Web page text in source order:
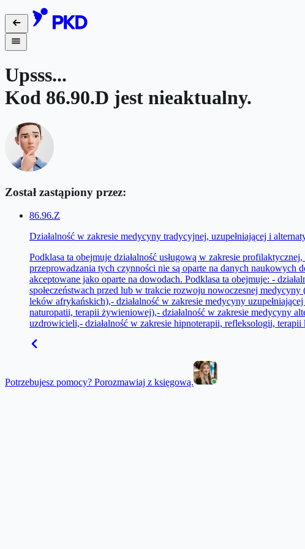
Upsss...
Kod 86.90.D jest nieaktualny.
Został zastąpiony przez:
86.96.Z
Działalność w zakresie medycyny tradycyjnej, uzupełniającej i
Podklasa ta obejmuje działalność usługową w zakresie
przeprowadzania tych czynności nie są oparte na danych naukowych
akceptowane jako oparte na dowodach. Podklasa ta obejmuje: -
społeczeństwach przed lub w trakcie rozwoju nowoczesnej
leków afrykańskich),- działalność w zakresie medycyny
naturopatii, terapii żywieniowej),- działalność w zakresie medycyny
uzdrowicieli,- działalność w zakresie hipnoterapii, refleksologii,
Potrzebujesz pomocy? Porozmawiaj z księgową.